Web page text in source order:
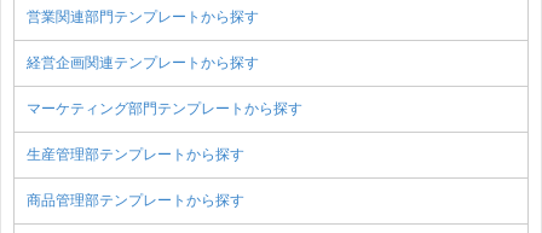
営業関連部門テンプレートから探す
経営企画関連テンプレートから探す
マーケティング部門テンプレートから探す
生産管理部テンプレートから探す
商品管理部テンプレートから探す